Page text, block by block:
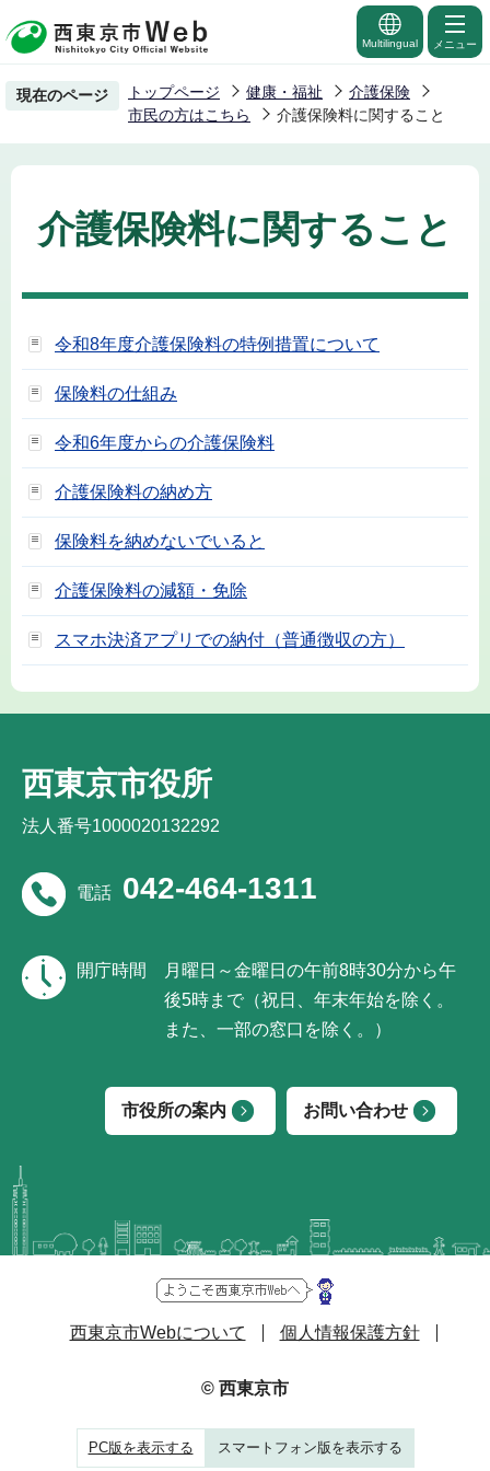
の
ー
Multilingual メニュー
現在のページ トップページ 健康・福祉
介護保険
市民の方はこちら
介護保険料に関すること
介護保険料に関すること
令和8年度介護保険料の特例措置について
保険料の仕組み
令和6年度からの介護保険料
介護保険料の納め方
保険料を納めないでいると
介護保険料の減額・免除
スマホ決済アプリでの納付（普通徴収の方）
西東京市役所
法人番号1000020132292
電話 042-464-1311
開庁時間
月曜日～金曜日の午前8時30分から午
後5時まで（祝日、年末年始を除く。
また、一部の窓口を除く。）
市役所の案内 お問い合わせ
西東京市Webについて 個人情報保護方針
© 西東京市
PC版を表示する スマートフォン版を表示する